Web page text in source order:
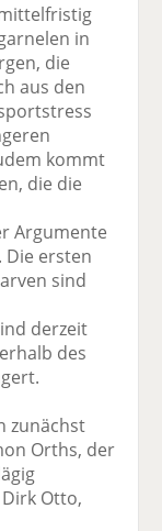
in
die
aus den
kommt
die die
Argumente
ersten
sind
derzeit
des
zunächst
Orths, der
Otto,